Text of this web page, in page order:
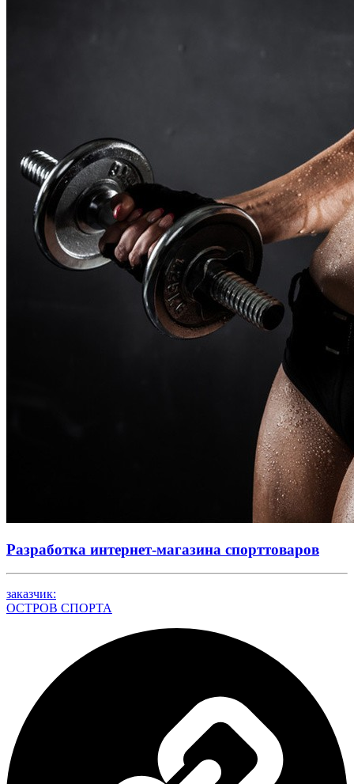
Разработка интернет-магазина спорттоваров
заказчик:
ОСТРОВ СПОРТА